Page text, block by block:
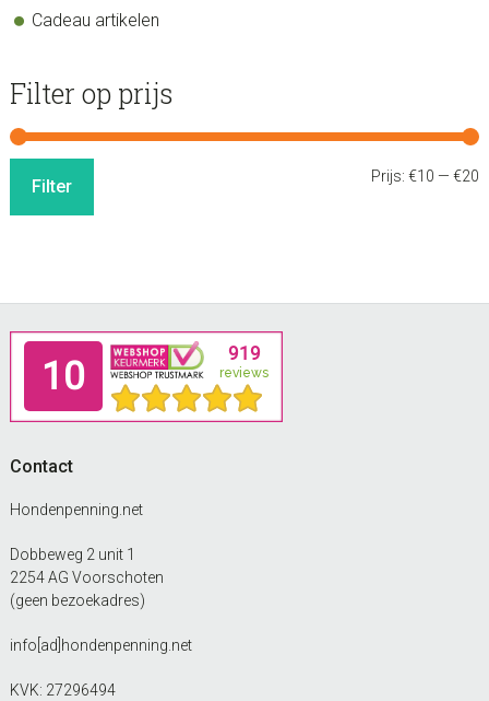
Cadeau artikelen
Filter op prijs
Filter Prijs:€10 —€20
Footer
Contact
Hondenpenning.net
Dobbeweg 2 unit 1
2254 AG Voorschoten
(geen bezoekadres)
info[ad]hondenpenning.net
KVK: 27296494